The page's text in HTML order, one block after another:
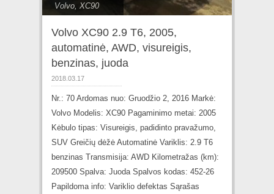
Volvo XC90
Volvo XC90 2.9 T6, 2005,
automatinė, AWD, visureigis,
benzinas, juoda
2018.03.17
Nr.: 70 Ardomas nuo: Gruodžio 2, 2016 Markė:
Volvo Modelis: XC90 Pagaminimo metai: 2005
Kėbulo tipas: Visureigis, padidinto pravažumo,
SUV Greičių dėžė Automatinė Variklis: 2.9 T6
benzinas Transmisija: AWD Kilometražas (km):
209500 Spalva: Juoda Spalvos kodas: 452-26
Papildoma info: Variklio defektas Sąrašas